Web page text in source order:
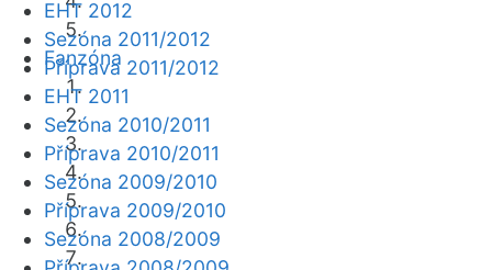
Fanzóna
EHT 2012
Sezóna 2011/2012
Příprava 2011/2012
EHT 2011
Sezóna 2010/2011
Příprava 2010/2011
Sezóna 2009/2010
Příprava 2009/2010
Sezóna 2008/2009